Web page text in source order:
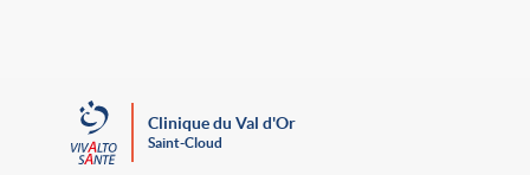
Clinique du Val d'Or
Saint-Cloud